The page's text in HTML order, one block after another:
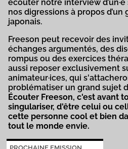
écouter notre interview
nos digressions à propos
japonais.
Freeson peut recevoir des
échanges argumentés, des
rompus ou des exercices
aussi reposer exclusivement
animateur·ices, qui
problématiser un grand sujet
Écouter Freeson, c'est avant
singulariser, d'être celui ou
cette personne cool et bien
tout le monde envie.